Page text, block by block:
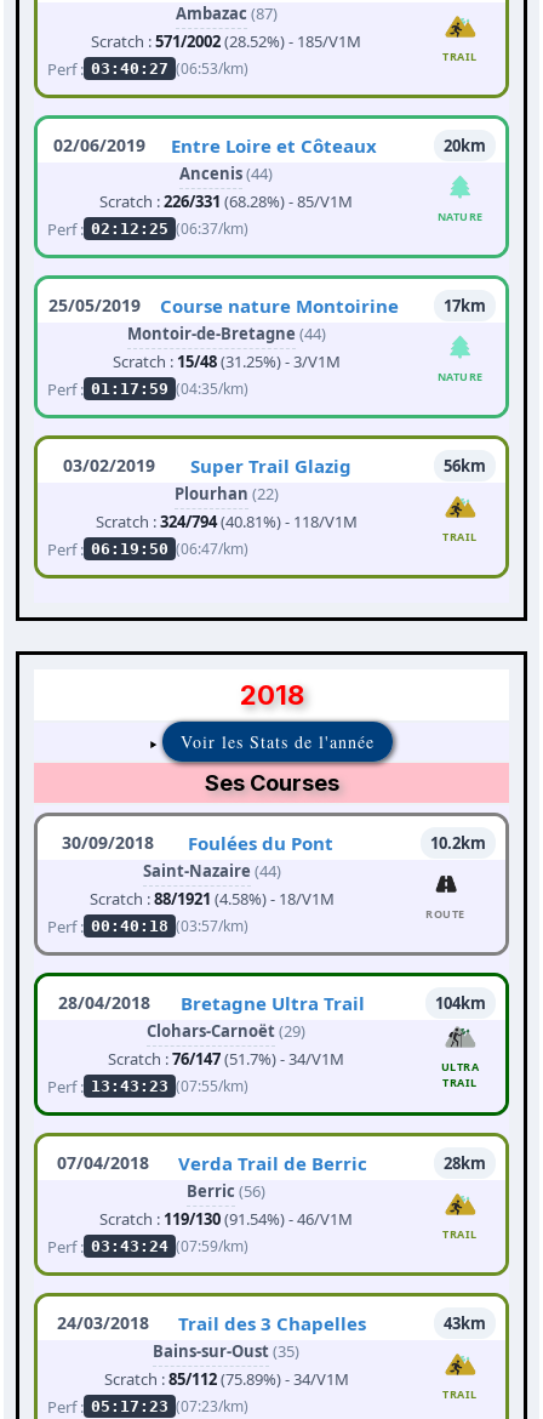
Ambazac (87)
Scratch :571/2002(28.52%) - 185/V1M
Perf : 03:40:27 (06:53/km)
TRAIL
02/06/2019 Entre Loire et Côteaux
20km
Ancenis(44)
Scratch :226/331 (68.28%) - 85/V1M
Perf : 02:12:25 (06:37/km)
NATURE
25/05/2019 Course nature Montoirine
17km
Montoir-de-Bretagne (44)
Scratch : 15/48(31.25%) - 3/V1M
Perf : 01:17:59 (04:35/km)
NATURE
03/02/2019 Super Trail Glazig
56km
Plourhan (22)
Scratch :324/794(40.81%) - 118/V1M
Perf : 06:19:50 (06:47/km)
TRAIL
2018
Voir les Stats de l'année
Ses Courses
30/09/2018 Foulées du Pont
10.2km
Saint-Nazaire (44)
Scratch :88/1921 (4.58%) - 18/V1M
Perf : 00:40:18 (03:57/km)
ROUTE
28/04/2018 Bretagne Ultra Trail
104km
Clohars-Carnoët(29)
Scratch :76/147(51.7%) - 34/V1M
Perf : 13:43:23 (07:55/km)
ULTRA
TRAIL
07/04/2018 Verda Trail de Berric
28km
Berric (56)
Scratch : 119/130(91.54%) - 46/V1M
Perf : 03:43:24 (07:59/km)
TRAIL
24/03/2018 Trail des 3 Chapelles
43km
Bains-sur-Oust(35)
Scratch :85/112(75.89%) - 34/V1M
Perf : 05:17:23 (07:23/km)
TRAIL